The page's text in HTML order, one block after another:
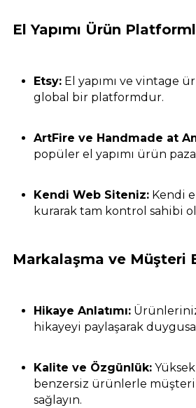
El Yapımı Ürün
Etsy: El yapımı ve vintage
global bir platformdur.
ArtFire ve Handmade at
popüler el yapımı ürün
Kendi Web Siteniz: Kendi
kurarak tam kontrol sahibi
Markalaşma ve Müşteri
Hikaye Anlatımı:
hikayeyi paylaşarak
Kalite ve Özgünlük:
benzersiz ürünlerle
sağlayın.